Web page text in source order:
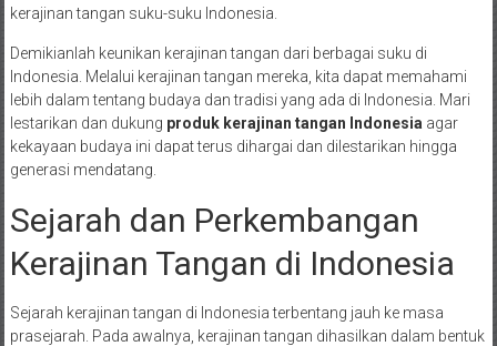
kerajinan tangan suku-suku Indonesia.
Demikianlah keunikan kerajinan tangan dari berbagai suku di
Indonesia. Melalui kerajinan tangan mereka, kita dapat memahami
lebih dalam tentang budaya dan tradisi yang ada di Indonesia. Mari
lestarikan dan dukung produk kerajinan tangan Indonesia agar
kekayaan budaya ini dapat terus dihargai dan dilestarikan hingga
generasi mendatang.
Sejarah dan Perkembangan
Kerajinan Tangan di Indonesia
Sejarah kerajinan tangan di Indonesia terbentang jauh ke masa
prasejarah. Pada awalnya, kerajinan tangan dihasilkan dalam bentuk